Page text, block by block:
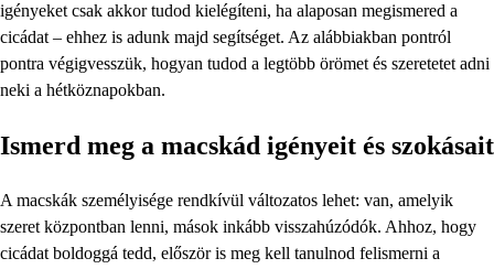
igényeket csak akkor tudod kielégíteni, ha alaposan megismered a
cicádat – ehhez is adunk majd segítséget. Az alábbiakban pontról
pontra végigvesszük, hogyan tudod a legtöbb örömet és szeretetet adni
neki a hétköznapokban.
Ismerd meg a macskád igényeit és szokásait
A macskák személyisége rendkívül változatos lehet: van, amelyik
szeret központban lenni, mások inkább visszahúzódók. Ahhoz, hogy
cicádat boldoggá tedd, először is meg kell tanulnod felismerni a